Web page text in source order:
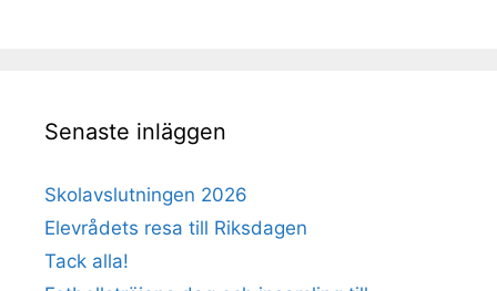
Senaste inläggen
Skolavslutningen 2026
Elevrådets resa till Riksdagen
Tack alla!